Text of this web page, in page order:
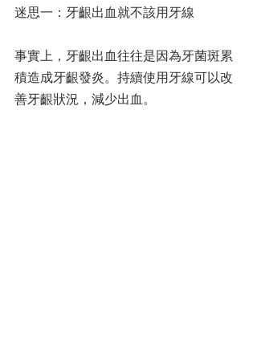
迷思一：牙齦出血就不該用牙線
事實上，牙齦出血往往是因為牙菌斑累
積造成牙齦發炎。持續使用牙線可以改
善牙齦狀況，減少出血。